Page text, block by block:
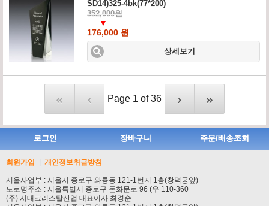
SD14)325-4bk(77*200)
352,000원
▼
176,000 원
상세보기
« ‹ › »
로그인 장바구니 주문/배송조회
회원가입 개인정보취급방침
서울사업부 : 서울시 종로구 와룡동 121-1번지 1층(창덕궁앞)
도로명주소 : 서울특별시 종로구 돈화문로 96 (우 110-360
(주) 시대크리스탈산업 대표이사 최경순